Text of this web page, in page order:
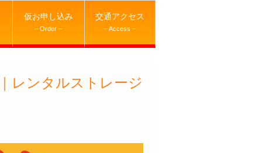
仮お申し込み
– Order –
交通アクセス
– Access –
レンタルストレージ